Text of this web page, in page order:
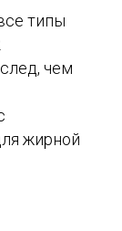
типы
чем
жирной